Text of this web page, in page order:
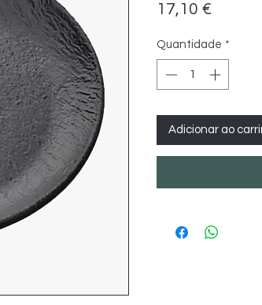
17,10 €
Quantidade *
Adicionar ao